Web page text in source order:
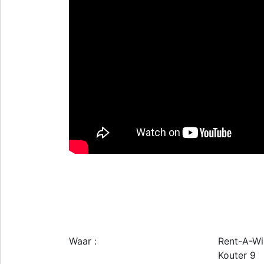
Waar :
Rent-A-
Kouter 9